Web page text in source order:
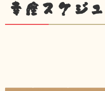
幸座スケジ